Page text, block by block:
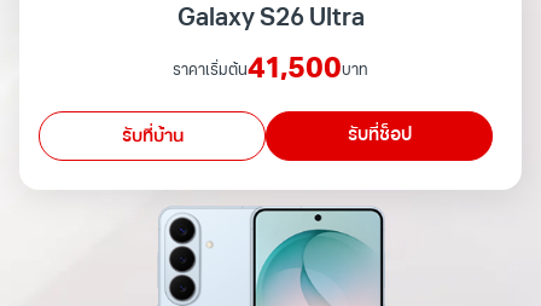
Galaxy S26 Ultra
ราคาเริ่มต้น41,500บาท
รับที่บ้าน รับที่ช็อป